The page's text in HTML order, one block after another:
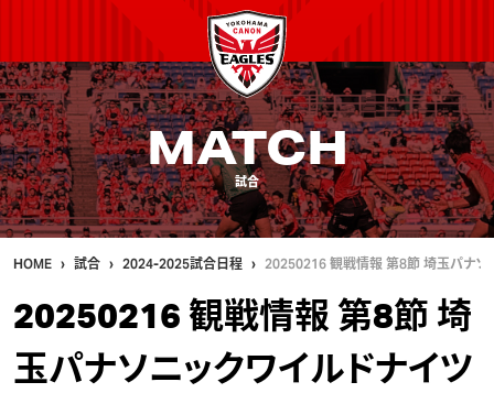
MATCH
試合
HOME 試合 2024-2025試合日程 20250216 観戦情報 第8節 埼玉パナソ
20250216 観戦情報 第8節 埼
玉パナソニックワイルドナイツ